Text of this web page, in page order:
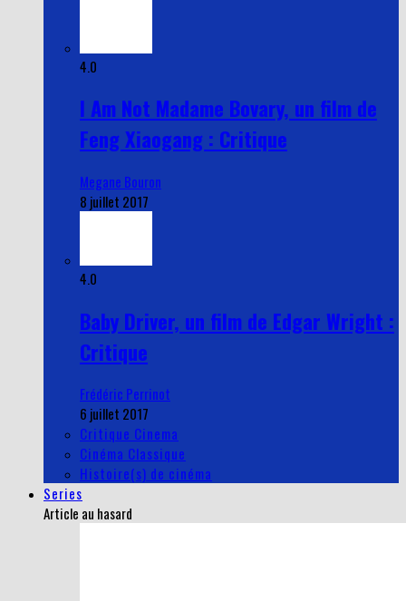
4.0
I Am Not Madame Bovary, un film de
Feng Xiaogang : Critique
Megane Bouron
8 juillet 2017
4.0
Baby Driver, un film de Edgar Wright :
Critique
Frédéric Perrinot
6 juillet 2017
Critique Cinema
Cinéma Classique
Histoire(s) de cinéma
Series
Article au hasard